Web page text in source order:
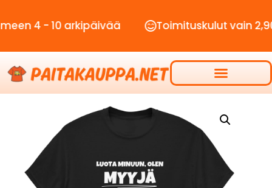
- 10 arkipäivää Toimituskulut vain 2,90€